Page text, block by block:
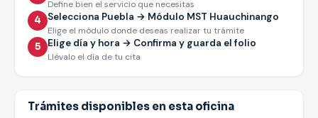
Define bien el servicio que necesitas
4 Selecciona Puebla → Módulo MST Huauchinango
Elige el módulo donde deseas realizar tu trámite
5 Elige día y hora → Confirma y guarda el folio
Llévalo el día de tu cita
Trámites disponibles en esta oficina